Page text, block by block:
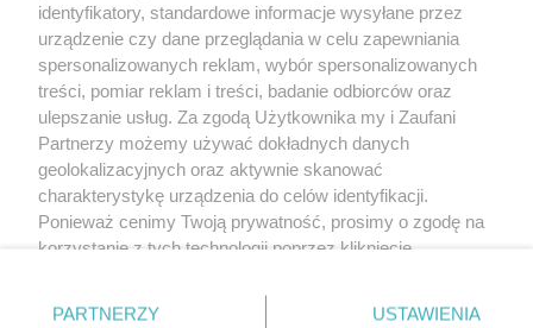
wykorzystanie utworów w całości lub w części z naruszeniem prawa, tzn.
bez właściwej zgody, jest zabronione pod groźbą kary i może być ścigane
prawnie.
O nas
identyfikatory, standardowe informacje wysyłane przez
urządzenie czy dane przeglądania w celu zapewniania
spersonalizowanych reklam, wybór spersonalizowanych
treści, pomiar reklam i treści, badanie odbiorców oraz
ulepszanie usług. Za zgodą Użytkownika my i Zaufani
Partnerzy możemy używać dokładnych danych
geolokalizacyjnych oraz aktywnie skanować
charakterystykę urządzenia do celów identyfikacji.
Ponieważ cenimy Twoją prywatność, prosimy o zgodę na
korzystanie z tych technologii poprzez kliknięcie
zmienić/wycofać klikając przycisk ustawień prywatności
PARTNERZY USTAWIENIA